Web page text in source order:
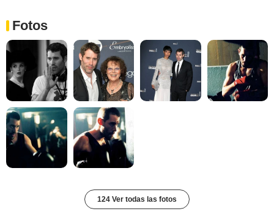
Fotos
124 Ver todas las fotos